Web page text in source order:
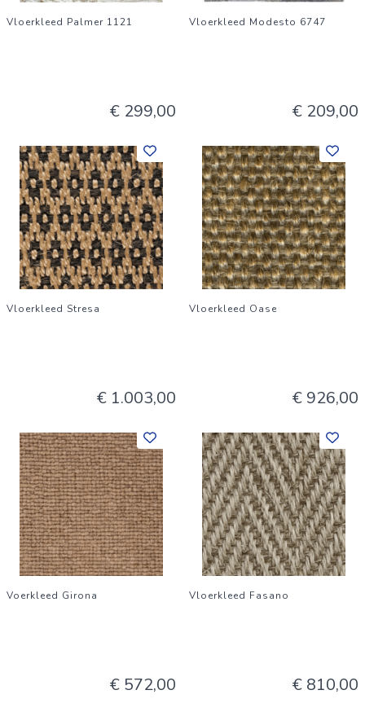
Vloerkleed Palmer 1121
€ 299,00
Vloerkleed Modesto 6747
€ 209,00
Vloerkleed Stresa
€ 1.003,00
Vloerkleed Oase
€ 926,00
Voerkleed Girona
€ 572,00
Vloerkleed Fasano
€ 810,00